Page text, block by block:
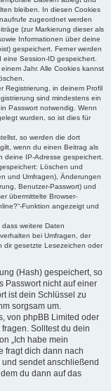
bleiben. In diesen Cookies
zugeordnet werden
(zur Markierung dieser als
Informationen über deine
gespeichert. Ferner werden
Session-ID gespeichert.
Jahr. Alle Cookies kannst
Registrierung, in deinem Profil
sind mindestens ein
Passwort notwendig. Wenn
wurden, so ist dies für
so werden die dort
wenn du einen Beitrag als
deine IP-Adresse gespeichert.
Löschen und
und Umfragen), Änderungen
Benutzer-Passwort) und
übermittelte Browser-
Funktion angezeigt und
weitere Daten
bei Umfragen, der
dir gesetzte Lesezeichen oder
(Hash) gespeichert, so
Passwort nicht auf einer
ist dein Schlüssel zu
sorgsam um.
von phpBB Limited oder
Solltest du dein
„Ich habe mein
fragt dich dann nach
sendet anschließend
du dann auf das